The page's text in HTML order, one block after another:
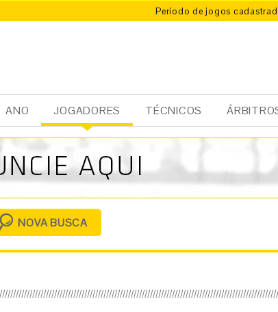
Período de jogos
ANO JOGADORES TÉCNICOS
cia
l
NOVA BUSCA